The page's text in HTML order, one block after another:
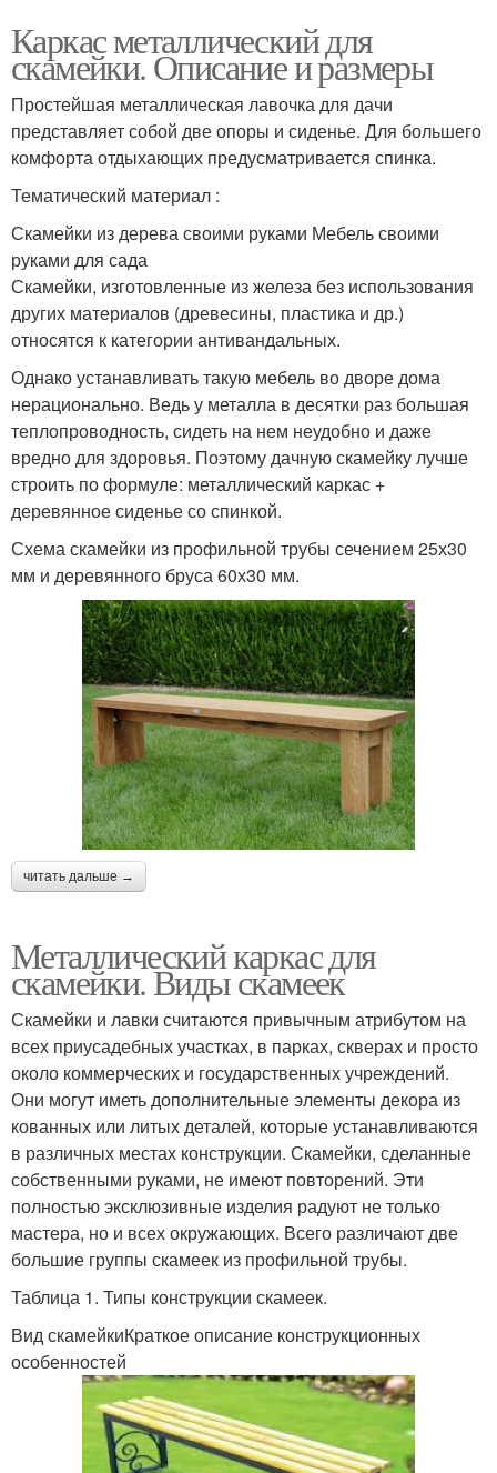
Каркас металлический для
скамейки. Описание и размеры
Простейшая металлическая лавочка для дачи
представляет собой две опоры и сиденье. Для большего
комфорта отдыхающих предусматривается спинка.
Тематический материал :
Скамейки из дерева своими руками Мебель своими
руками для сада
Скамейки, изготовленные из железа без использования
других материалов (древесины, пластика и др.)
относятся к категории антивандальных.
Однако устанавливать такую мебель во дворе дома
нерационально. Ведь у металла в десятки раз большая
теплопроводность, сидеть на нем неудобно и даже
вредно для здоровья. Поэтому дачную скамейку лучше
строить по формуле: металлический каркас +
деревянное сиденье со спинкой.
Схема скамейки из профильной трубы сечением 25х30
мм и деревянного бруса 60х30 мм.
читать дальше →
Металлический каркас для
скамейки. Виды скамеек
Скамейки и лавки считаются привычным атрибутом на
всех приусадебных участках, в парках, скверах и просто
около коммерческих и государственных учреждений.
Они могут иметь дополнительные элементы декора из
кованных или литых деталей, которые устанавливаются
в различных местах конструкции. Скамейки, сделанные
собственными руками, не имеют повторений. Эти
полностью эксклюзивные изделия радуют не только
мастера, но и всех окружающих. Всего различают две
большие группы скамеек из профильной трубы.
Таблица 1. Типы конструкции скамеек.
Вид скамейкиКраткое описание конструкционных
особенностей